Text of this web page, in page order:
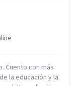
Cuento con más
la educación y la